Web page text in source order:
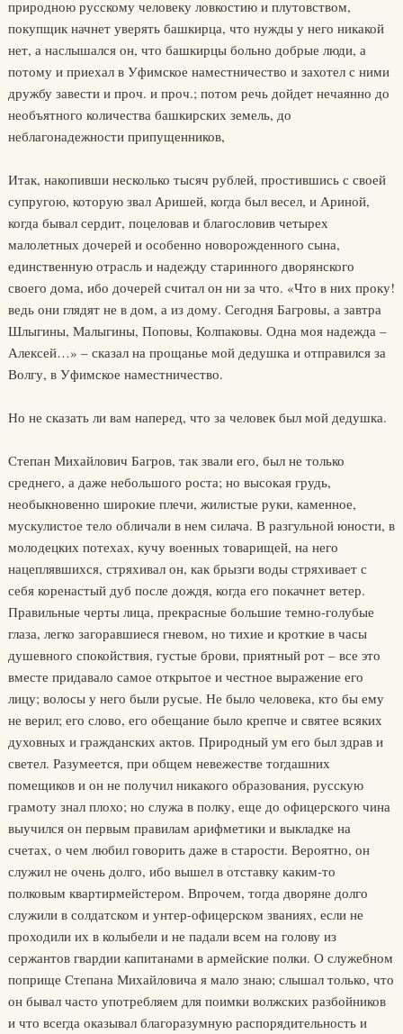
природною русскому человеку ловкостию и плутовством,
покупщик начнет уверять башкирца, что нужды у него никакой
нет, а наслышался он, что башкирцы больно добрые люди, а
потому и приехал в Уфимское наместничество и захотел с ними
дружбу завести и проч. и проч.; потом речь дойдет нечаянно до
необъятного количества башкирских земель, до
неблагонадежности припущенников,
Итак, накопивши несколько тысяч рублей, простившись с своей
супругою, которую звал Аришей, когда был весел, и Ариной,
когда бывал сердит, поцеловав и благословив четырех
малолетных дочерей и особенно новорожденного сына,
единственную отрасль и надежду старинного дворянского
своего дома, ибо дочерей считал он ни за что. «Что в них проку!
ведь они глядят не в дом, а из дому. Сегодня Багровы, а завтра
Шлыгины, Малыгины, Поповы, Колпаковы. Одна моя надежда –
Алексей…» – сказал на прощанье мой дедушка и отправился за
Волгу, в Уфимское наместничество.
Но не сказать ли вам наперед, что за человек был мой дедушка.
Степан Михайлович Багров, так звали его, был не только
среднего, а даже небольшого роста; но высокая грудь,
необыкновенно широкие плечи, жилистые руки, каменное,
мускулистое тело обличали в нем силача. В разгульной юности, в
молодецких потехах, кучу военных товарищей, на него
нацеплявшихся, стряхивал он, как брызги воды стряхивает с
себя коренастый дуб после дождя, когда его покачнет ветер.
Правильные черты лица, прекрасные большие темно-голубые
глаза, легко загоравшиеся гневом, но тихие и кроткие в часы
душевного спокойствия, густые брови, приятный рот – все это
вместе придавало самое открытое и честное выражение его
лицу; волосы у него были русые. Не было человека, кто бы ему
не верил; его слово, его обещание было крепче и святее всяких
духовных и гражданских актов. Природный ум его был здрав и
светел. Разумеется, при общем невежестве тогдашних
помещиков и он не получил никакого образования, русскую
грамоту знал плохо; но служа в полку, еще до офицерского чина
выучился он первым правилам арифметики и выкладке на
счетах, о чем любил говорить даже в старости. Вероятно, он
служил не очень долго, ибо вышел в отставку каким-то
полковым квартирмейстером. Впрочем, тогда дворяне долго
служили в солдатском и унтер-офицерском званиях, если не
проходили их в колыбели и не падали всем на голову из
сержантов гвардии капитанами в армейские полки. О служебном
поприще Степана Михайловича я мало знаю; слышал только, что
он бывал часто употребляем для поимки волжских разбойников
и что всегда оказывал благоразумную распорядительность и